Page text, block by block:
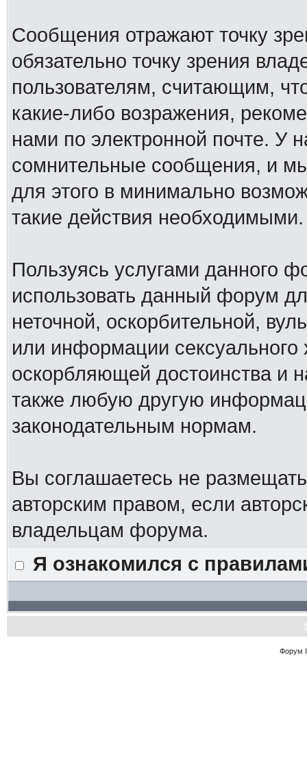
Сообщения отражают точку
обязательно точку зрения
пользователям, считающим,
какие-либо возражения,
нами по электронной почте. У
сомнительные сообщения, и
для этого в минимально
такие действия необходимыми.
Пользуясь услугами данного
использовать данный форум
неточной, оскорбительной,
или информации
оскорбляющей достоинства и
также любую другую
законодательным нормам.
Вы соглашаетесь не
авторским правом, если
владельцам форума.
Я ознакомился с
Форум